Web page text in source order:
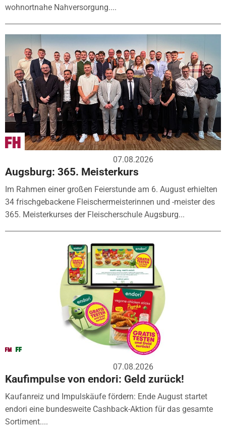
wohnortnahe Nahversorgung....
07.08.2026
Augsburg: 365. Meisterkurs
Im Rahmen einer großen Feierstunde am 6. August erhielten
34 frischgebackene Fleischermeisterinnen und -meister des
365. Meisterkurses der Fleischerschule Augsburg...
07.08.2026
Kaufimpulse von endori: Geld zurück!
Kaufanreiz und Impulskäufe fördern: Ende August startet
endori eine bundesweite Cashback-Aktion für das gesamte
Sortiment....